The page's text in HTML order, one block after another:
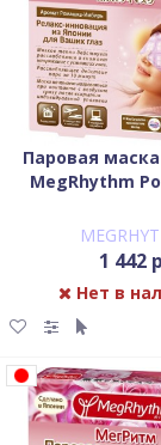
Паровая
MegRhythm
1 442
Нет в